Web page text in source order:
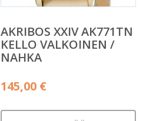
AKRIBOS XXIV AK771TN
KELLO VALKOINEN /
NAHKA
145,00 €